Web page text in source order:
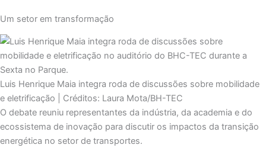
Um setor em transformação
Luis Henrique Maia integra roda de discussões sobre mobilidade
e eletrificação | Créditos: Laura Mota/BH-TEC
O debate reuniu representantes da indústria, da academia e do
ecossistema de inovação para discutir os impactos da transição
energética no setor de transportes.